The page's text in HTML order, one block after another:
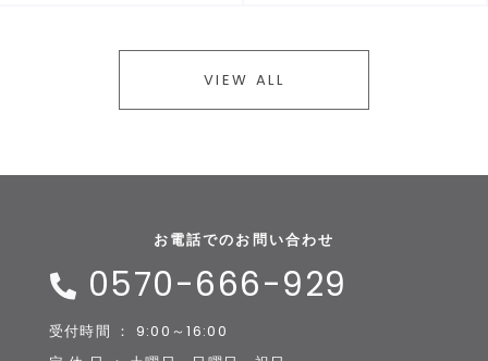
VIEW ALL
お電話でのお問い合わせ
0570-666-929
受付時間 ： 9:00～16:00